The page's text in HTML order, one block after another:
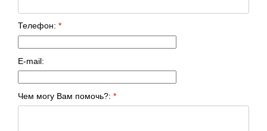
Телефон: *
E-mail:
Чем могу Вам помочь?: *